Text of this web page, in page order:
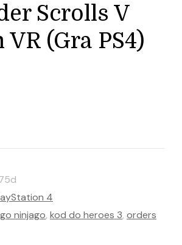
Scrolls V
(Gra PS4)
4
ninjago, kod do heroes 3, orders